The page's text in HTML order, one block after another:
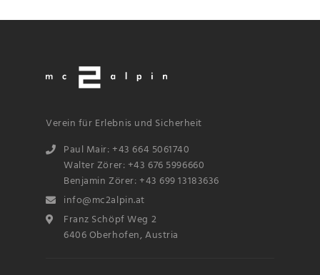
Verein für Erlebnis und Sicherheit
Paul Mair: +43 664 5061740
Walter Zörer: +43 676 5996660
Benjamin Zörer: +43 699 13183636
info@mc2alpin.at
Franz Schöpf Weg 2
6406 Oberhofen, Austria
Name
Email